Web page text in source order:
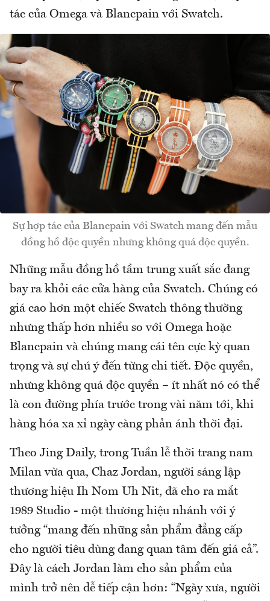
tác của Omega và Blancpain với Swatch.
Sự hợp tác của Blancpain với Swatch mang đến mẫu
đồng hồ độc quyền nhưng không quá độc quyền.
Những mẫu đồng hồ tầm trung xuất sắc đang
bay ra khỏi các cửa hàng của Swatch. Chúng có
giá cao hơn một chiếc Swatch thông thường
nhưng thấp hơn nhiều so với Omega hoặc
Blancpain và chúng mang cái tên cực kỳ quan
trọng và sự chú ý đến từng chi tiết. Độc quyền,
nhưng không quá độc quyền – ít nhất nó có thể
là con đường phía trước trong vài năm tới, khi
hàng hóa xa xỉ ngày càng phản ánh thời đại.
Theo Jing Daily, trong Tuần lễ thời trang nam
Milan vừa qua, Chaz Jordan, người sáng lập
thương hiệu Ih Nom Uh Nit, đã cho ra mắt
1989 Studio - một thương hiệu nhánh với ý
tưởng “mang đến những sản phẩm đẳng cấp
cho người tiêu dùng đang quan tâm đến giá cả”.
Đây là cách Jordan làm cho sản phẩm của
mình trở nên dễ tiếp cận hơn: “Ngày xưa, người